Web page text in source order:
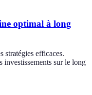
optimal à long
stratégies efficaces.
investissements sur le long